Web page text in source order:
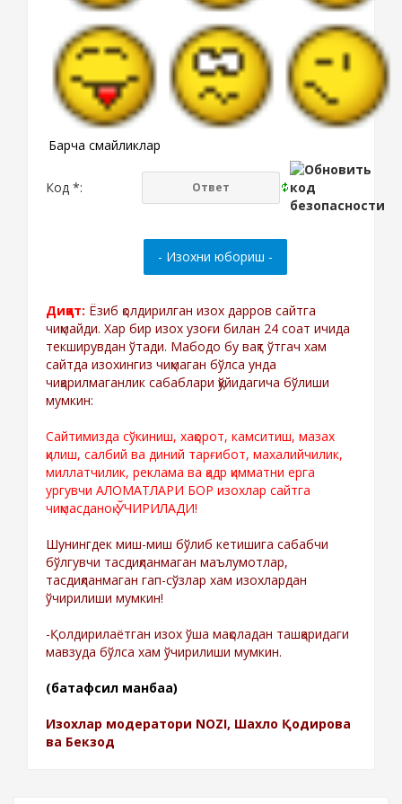
Барча смайликлар
Код *:
Диққат: Ёзиб қолдирилган изох дарров сайтга
чиқмайди. Хар бир изох узоғи билан 24 соат ичида
текширувдан ўтади. Мабодо бу вақт ўтгач хам
сайтда изохингиз чиқмаган бўлса унда
чиқарилмаганлик сабаблари қўйидагича бўлиши
мумкин:
Сайтимизда сўкиниш, хақорот, камситиш, мазах
қилиш, салбий ва диний тарғибот, махалийчилик,
миллатчилик, реклама ва қадр қимматни ерга
ургувчи АЛОМАТЛАРИ БОР изохлар сайтга
чиқмасданоқ ЎЧИРИЛАДИ!
Шунингдек миш-миш бўлиб кетишига сабабчи
бўлгувчи тасдиқланмаган маълумотлар,
тасдиқланмаган гап-сўзлар хам изохлардан
ўчирилиши мумкин!
-Қолдирилаётган изох ўша мақоладан ташқаридаги
мавзуда бўлса хам ўчирилиши мумкин.
(батафсил манбаа)
Изохлар модератори NOZI, Шахло Қодирова
ва Бекзод